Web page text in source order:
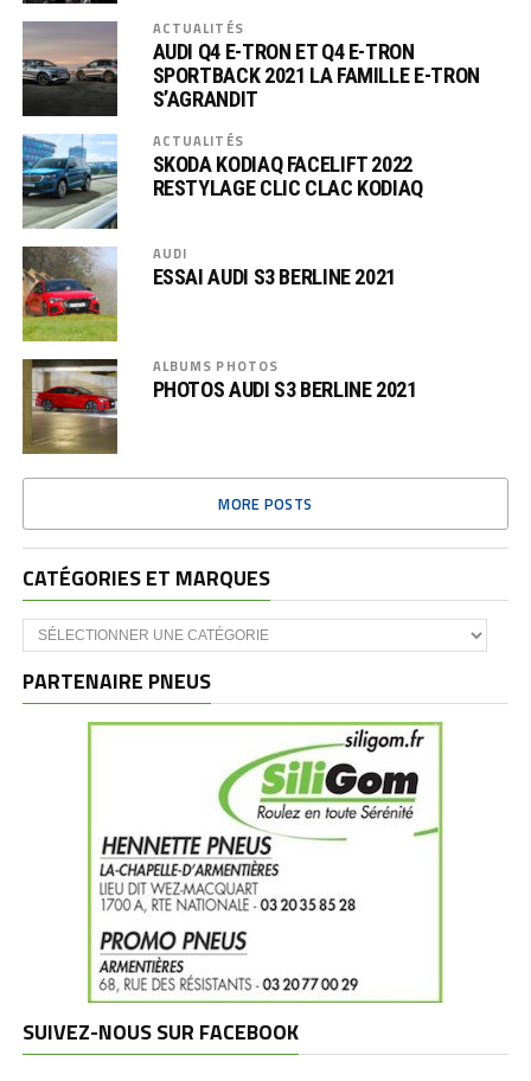
ACTUALITÉS
AUDI Q4 E-TRON ET Q4 E-TRON
SPORTBACK 2021 LA FAMILLE E-TRON
S’AGRANDIT
ACTUALITÉS
SKODA KODIAQ FACELIFT 2022
RESTYLAGE CLIC CLAC KODIAQ
AUDI
ESSAI AUDI S3 BERLINE 2021
ALBUMS PHOTOS
PHOTOS AUDI S3 BERLINE 2021
MORE POSTS
CATÉGORIES ET MARQUES
Catégories
et
PARTENAIRE PNEUS
SUIVEZ-NOUS SUR FACEBOOK